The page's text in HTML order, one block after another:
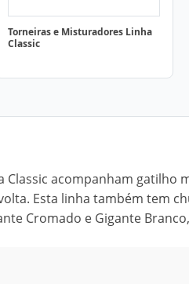
Torneiras e Misturadores Linha
Classic
Classic acompanham
Esta linha também tem
Cromado e Gigante